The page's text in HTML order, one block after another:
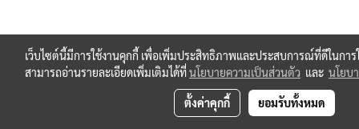
เว็บไซต์นี้มีการใช้งานคุกกี้ เพื่อเพิ่มประสิทธิภาพและประสบการณ์ที่ดีในการ
สามารถอ่านรายละเอียดเพิ่มเติมได้ที่นโยบายความเป็นส่วนตัว และ นโยบ
ตั้งค่าคุกกี้ ยอมรับทั้งหมด